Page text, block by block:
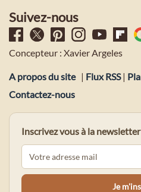
Suivez-nous
Concepteur : Xavier Argeles
A propos du site | Flux RSS|
Contactez-nous
Inscrivez vous à la